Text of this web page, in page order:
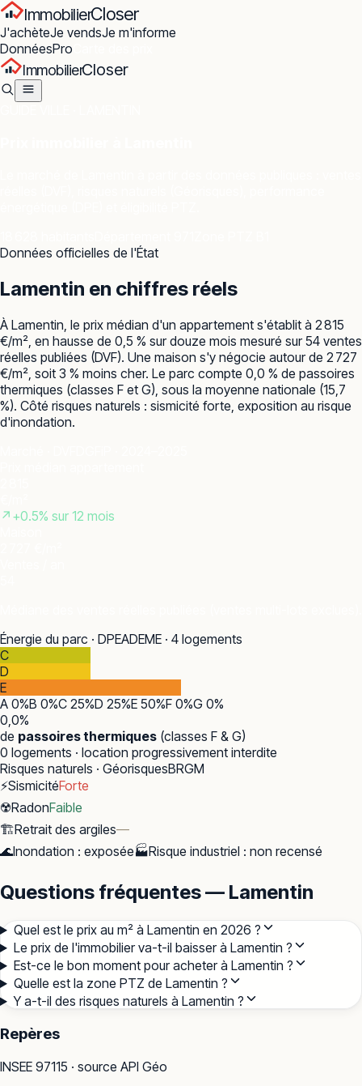
ImmobilierCloser
J'achèteJe vendsJe m'informe
DonnéesPro
ImmobilierCloser
Données officielles de l'État
Lamentin en chiffres réels
À Lamentin, le prix médian d'un appartement s'établit à 2 815
€/m², en hausse de 0,5 % sur douze mois mesuré sur 54 ventes
réelles publiées (DVF). Une maison s'y négocie autour de 2 727
€/m², soit 3 % moins cher. Le parc compte 0,0 % de passoires
thermiques (classes F et G), sous la moyenne nationale (15,7
%). Côté risques naturels : sismicité forte, exposition au risque
d'inondation.
↗ +0.5% sur 12 mois
Énergie du parc · DPEADEME · 4 logements
C
D
E
A 0%B 0%C 25%D 25%E 50%F 0%G 0%
0,0%
de passoires thermiques (classes F & G)
0 logements · location progressivement interdite
Risques naturels · GéorisquesBRGM
⚡SismicitéForte
☢️RadonFaible
🏗️Retrait des argiles—
🌊Inondation : exposée🏭Risque industriel : non recensé
Questions fréquentes — Lamentin
Quel est le prix au m² à Lamentin en 2026 ?
Le prix de l'immobilier va-t-il baisser à Lamentin ?
Est-ce le bon moment pour acheter à Lamentin ?
Quelle est la zone PTZ de Lamentin ?
Y a-t-il des risques naturels à Lamentin ?
Repères
INSEE 97115 · source API Géo